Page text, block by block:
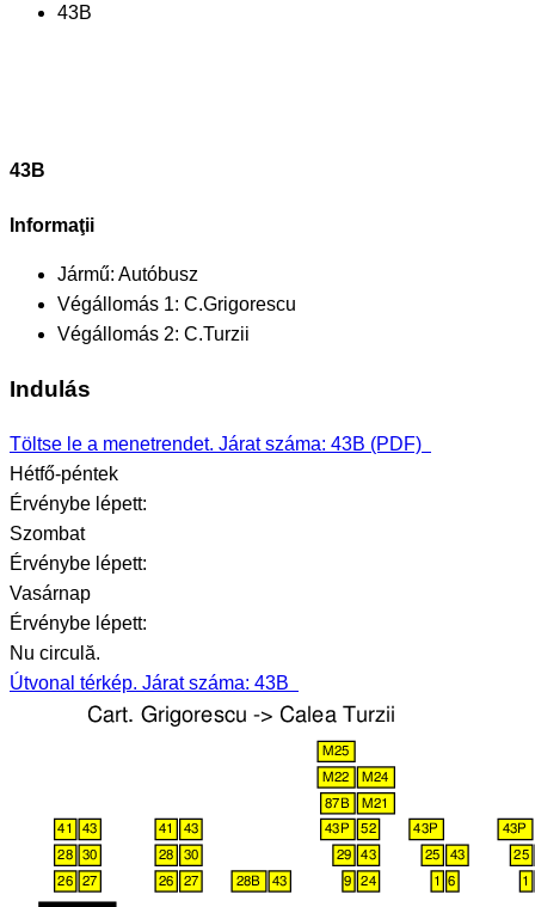
43B
43B
Informaţii
Jármű: Autóbusz
Végállomás 1: C.Grigorescu
Végállomás 2: C.Turzii
Indulás
Töltse le a menetrendet. Járat száma: 43B (PDF)
Hétfő-péntek
Érvénybe lépett:
Szombat
Érvénybe lépett:
Vasárnap
Érvénybe lépett:
Nu circulă.
Útvonal térkép. Járat száma: 43B